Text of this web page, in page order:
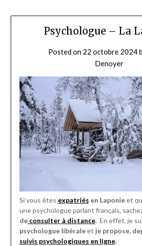
Psychologue – La
Posted on 22 octobre 2024
Denoyer
Si vous êtes expatriés en Laponieet
une psychologue parlant français,
deconsulter à distance. En effet, je
psychologue libéraleet je propose,
suivis psychologiques en ligne.